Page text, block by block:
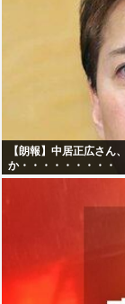
【朗報】中居正広さん
か・・・・・・・・・